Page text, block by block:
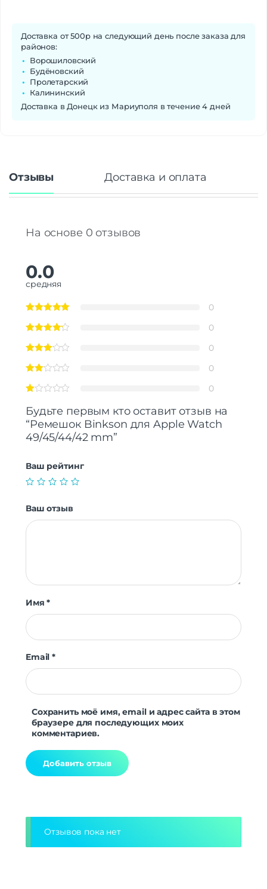
Доставка от 500р на следующий день после заказа для
районов:
Ворошиловский
Будёновский
Пролетарский
Калининский
Доставка в Донецк из Мариуполя в течение 4 дней
Отзывы Доставка и оплата
На основе 0 отзывов
0.0
средняя
0
0
0
0
0
Будьте первым кто оставит отзыв на
“Ремешок Binkson для Apple Watch
49/45/44/42 mm”
Ваш рейтинг
Ваш отзыв
Имя*
Email*
Сохранить моё имя, email и адрес сайта в этом
браузере для последующих моих
комментариев.
Отзывов пока нет